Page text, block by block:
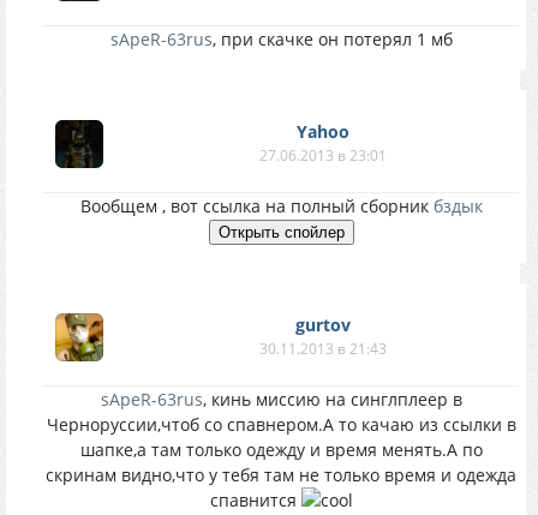
sApeR-63rus, при скачке он потерял 1 мб
Yahoo
27.06.2013 в 23:01
Вообщем , вот ссылка на полный сборник бздык
gurtov
30.11.2013 в 21:43
sApeR-63rus, кинь миссию на синглплеер в
Черноруссии,чтоб со спавнером.А то качаю из ссылки в
шапке,а там только одежду и время менять.А по
скринам видно,что у тебя там не только время и одежда
спавнится